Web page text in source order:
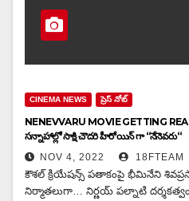
CINEMA NEWS ప్రెస్ నోట్
NENEVVARU MOVIE GETTING
సన్నాహాల్లో సాక్షి చౌదరి హీరోయిన్ గా “నేనెవరు“
NOV 4, 2022 18FTEAM
కౌశల్ క్రియేషన్స్ పతాకంపై భీమినేని
నిర్మాతలుగా… నిర్ణయ్ పల్నాటి దర్శకత్వం